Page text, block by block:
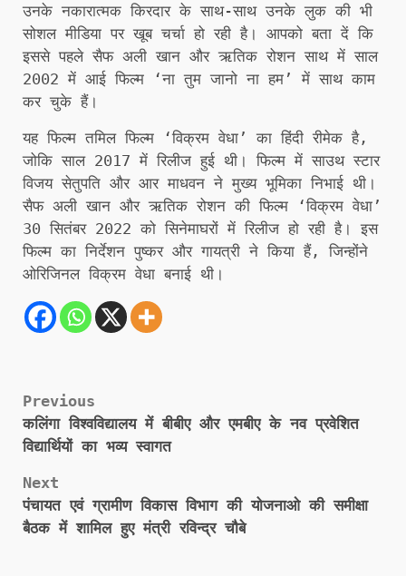
उनके नकारात्मक किरदार के साथ-साथ उनके लुक की भी
सोशल मीडिया पर खूब चर्चा हो रही है। आपको बता दें कि
इससे पहले सैफ अली खान और ऋतिक रोशन साथ में साल
2002 में आई फिल्म ‘ना तुम जानो ना हम’ में साथ काम
कर चुके हैं।
यह फिल्म तमिल फिल्म ‘विक्रम वेधा’ का हिंदी रीमेक है,
जोकि साल 2017 में रिलीज हुई थी। फिल्म में साउथ स्टार
विजय सेतुपति और आर माधवन ने मुख्य भूमिका निभाई थी।
सैफ अली खान और ऋतिक रोशन की फिल्म ‘विक्रम वेधा’
30 सितंबर 2022 को सिनेमाघरों में रिलीज हो रही है। इस
फिल्म का निर्देशन पुष्कर और गायत्री ने किया हैं, जिन्होंने
ओरिजिनल विक्रम वेधा बनाई थी।
Post
navigation
Previous
कलिंगा विश्वविद्यालय में बीबीए और एमबीए के नव प्रवेशित
विद्यार्थियों का भव्य स्वागत
Next
पंचायत एवं ग्रामीण विकास विभाग की योजनाओ की समीक्षा
बैठक में शामिल हुए मंत्री रविन्द्र चौबे